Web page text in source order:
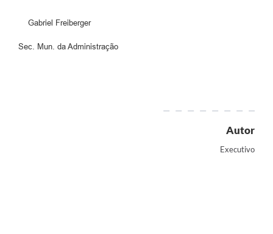
Gabriel Freiberger
Sec. Mun. da Administração
Autor
Executivo